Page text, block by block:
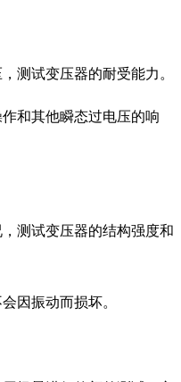
测试变压器的耐受能力。
和其他瞬态过电压的响
测试变压器的结构强度和
因振动而损坏。